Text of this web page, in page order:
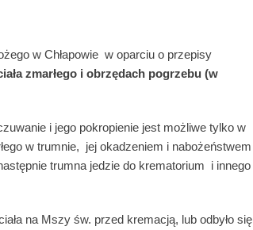
w Chłapowie w oparciu o przepisy
zmarłego i obrzędach pogrzebu (w
i jego pokropienie jest możliwe tylko w
w trumnie, jej okadzeniem i nabożeństwem
trumna jedzie do krematorium i innego
na Mszy św. przed kremacją, lub odbyło się